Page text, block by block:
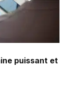
puissant et